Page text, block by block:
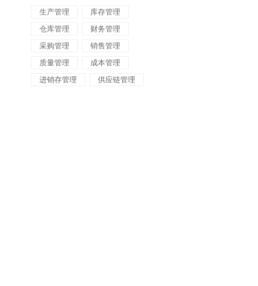
生产管理
库存管理
仓库管理
财务管理
采购管理
销售管理
质量管理
成本管理
进销存管理
供应链管理